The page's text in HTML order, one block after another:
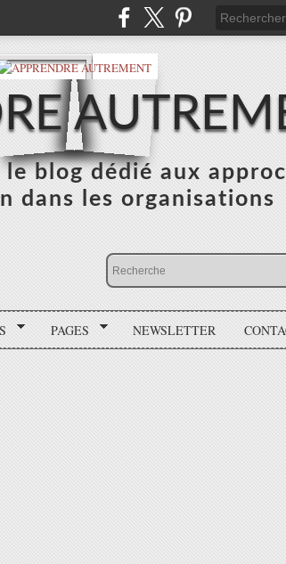
le blog dédié aux
dans les organisations
PAGES NEWSLETTER